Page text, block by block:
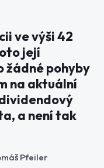
ve výši 42
její
žádné pohyby
na aktuální
a není tak
Pfeiler